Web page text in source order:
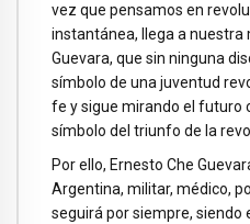
vez que pensamos en
instantánea, llega a nuestra
Guevara, que sin ninguna
símbolo de una juventud
fe y sigue mirando el futuro
símbolo del triunfo de la
Por ello, Ernesto Che
Argentina, militar, médico,
seguirá por siempre, siendo